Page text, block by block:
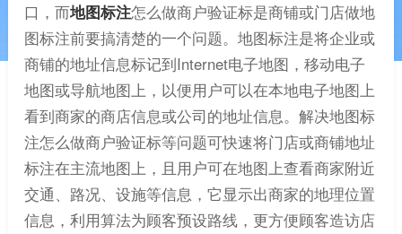
口，而地图标注怎么做商户验证标是商铺或门店做地
图标注前要搞清楚的一个问题。地图标注是将企业或
商铺的地址信息标记到Internet电子地图，移动电子
地图或导航地图上，以便用户可以在本地电子地图上
看到商家的商店信息或公司的地址信息。解决地图标
注怎么做商户验证标等问题可快速将门店或商铺地址
标注在主流地图上，且用户可在地图上查看商家附近
交通、路况、设施等信息，它显示出商家的地理位置
信息，利用算法为顾客预设路线，更方便顾客造访店